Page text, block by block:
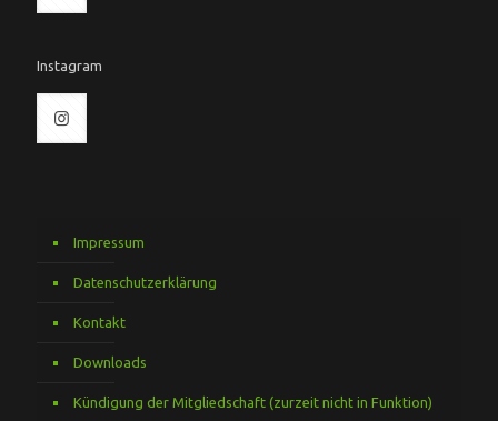
Instagram
Impressum
Datenschutzerklärung
Kontakt
Downloads
Kündigung der Mitgliedschaft (zurzeit nicht in Funktion)